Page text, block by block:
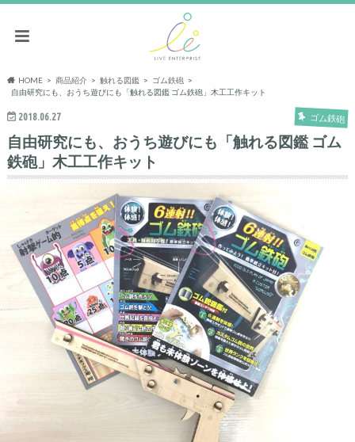
HOME 商品紹介 触れる図鑑
ゴム鉄砲
自由研究にも、おうち遊びにも「触れる図鑑 ゴム鉄砲」木工工作キット
2018.06.27 ゴム鉄砲
自由研究にも、おうち遊びにも「触れる図鑑 ゴム
鉄砲」木工工作キット